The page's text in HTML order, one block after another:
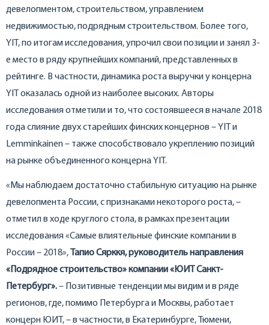
девелопментом, строительством, управлением
недвижимостью, подрядным строительством. Более того,
YIT, по итогам исследования, упрочил свои позиции и занял 3-
е место в ряду крупнейших компаний, представленных в
рейтинге. В частности, динамика роста выручки у концерна
YIT оказалась одной из наиболее высоких. Авторы
исследования отметили и то, что состоявшееся в начале 2018
года слияние двух старейших финских концернов – YIT и
Lemminkainen – также способствовало укреплению позиций
на рынке объединенного концерна YIT.
«Мы наблюдаем достаточно стабильную ситуацию на рынке
девелопмента России, с признаками некоторого роста, –
отметил в ходе круглого стола, в рамках презентации
исследования «Самые влиятельные финские компании в
России – 2018»,
Тапио Сярккя, руководитель направления
«Подрядное строительство» компании «ЮИТ Санкт-
Петербург».– Позитивные тенденции мы видим и в ряде
регионов, где, помимо Петербурга и Москвы, работает
концерн ЮИТ, – в частности, в Екатеринбурге, Тюмени,